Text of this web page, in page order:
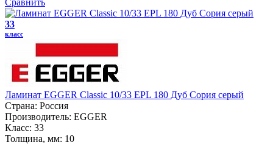
33
класс
Ламинат EGGER Classic 10/33 EPL 180 Дуб Сория серый
Страна: Россия
Производитель: EGGER
Класс: 33
Толщина, мм: 10